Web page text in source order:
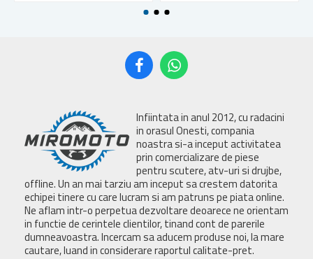
Infiintata in anul 2012, cu radacini
in orasul Onesti, compania
noastra si-a inceput activitatea
prin comercializare de piese
pentru scutere, atv-uri si drujbe,
offline. Un an mai tarziu am inceput sa crestem datorita
echipei tinere cu care lucram si am patruns pe piata online.
Ne aflam intr-o perpetua dezvoltare deoarece ne orientam
in functie de cerintele clientilor, tinand cont de parerile
dumneavoastra. Incercam sa aducem produse noi, la mare
cautare, luand in considerare raportul calitate-pret.